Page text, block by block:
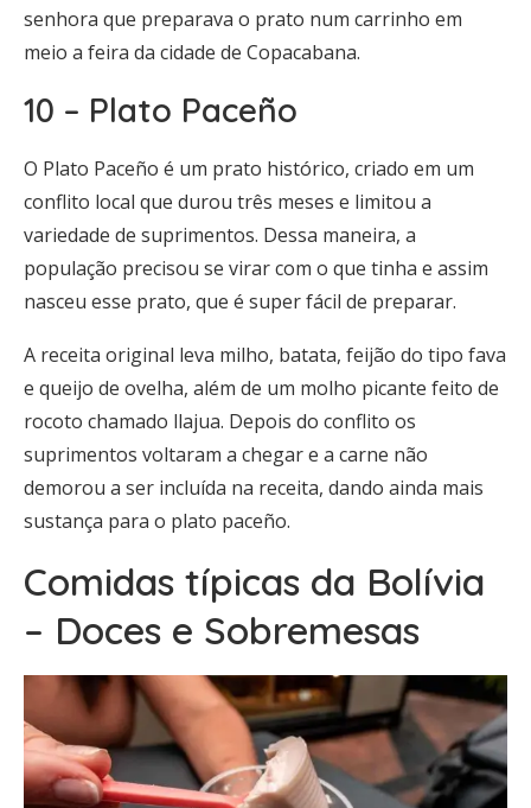
senhora que preparava o prato num carrinho em
meio a feira da cidade de Copacabana.
10 – Plato Paceño
O Plato Paceño é um prato histórico, criado em um
conflito local que durou três meses e limitou a
variedade de suprimentos. Dessa maneira, a
população precisou se virar com o que tinha e assim
nasceu esse prato, que é super fácil de preparar.
A receita original leva milho, batata, feijão do tipo fava
e queijo de ovelha, além de um molho picante feito de
rocoto chamado llajua. Depois do conflito os
suprimentos voltaram a chegar e a carne não
demorou a ser incluída na receita, dando ainda mais
sustança para o plato paceño.
Comidas típicas da Bolívia
– Doces e Sobremesas